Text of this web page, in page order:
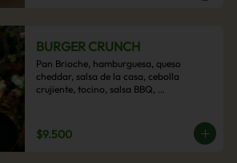
BURGER CRUNCH
Pan Brioche, hamburguesa, queso
cheddar, salsa de la casa, cebolla
crujiente, tocino, salsa BBQ,
$9.500